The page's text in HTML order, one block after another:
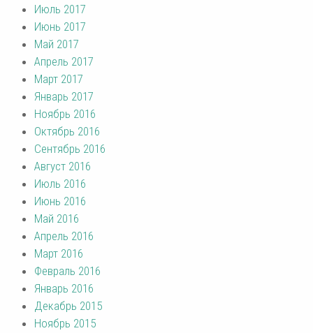
Июль 2017
Июнь 2017
Май 2017
Апрель 2017
Март 2017
Январь 2017
Ноябрь 2016
Октябрь 2016
Сентябрь 2016
Август 2016
Июль 2016
Июнь 2016
Май 2016
Апрель 2016
Март 2016
Февраль 2016
Январь 2016
Декабрь 2015
Ноябрь 2015